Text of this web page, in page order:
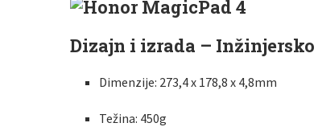
Dizajn i izrada –
Dimenzije: 273,4 x 178,8 x 4,8mm
Težina: 450g